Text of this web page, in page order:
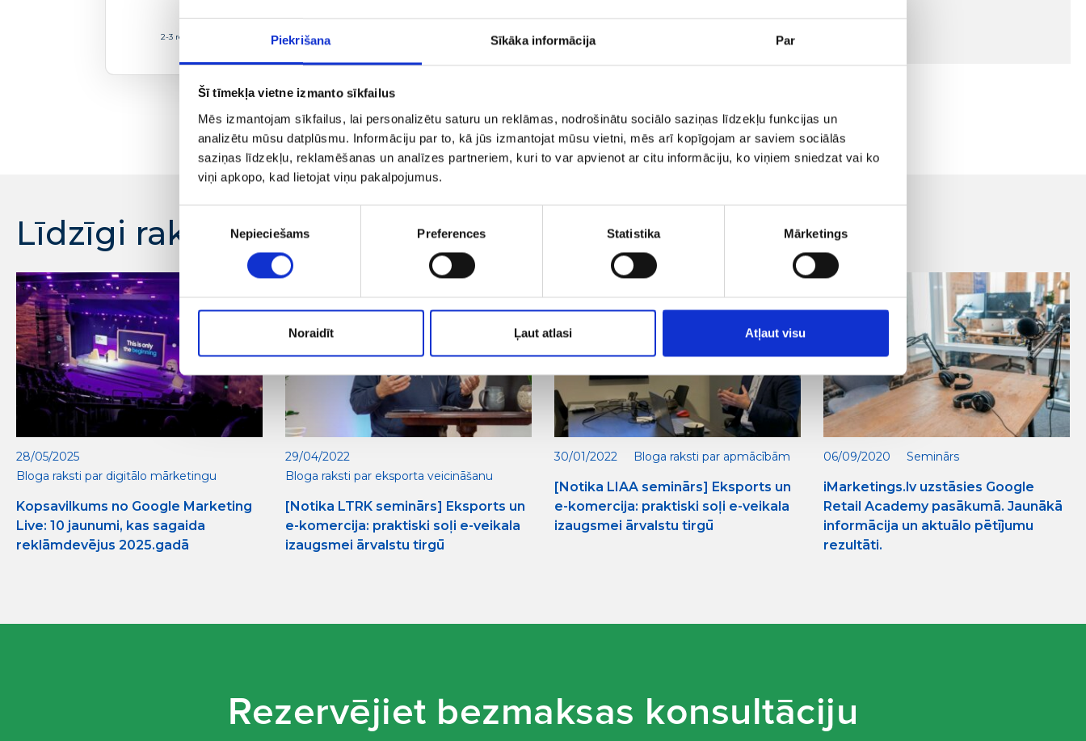
Piekrišana Sīkāka informācija Par
Šī tīmekļa vietne izmanto sīkfailus
Mēs izmantojam sīkfailus, lai personalizētu saturu un reklāmas, nodrošinātu sociālo saziņas līdzekļu funkcijas un
analizētu mūsu datplūsmu. Informāciju par to, kā jūs izmantojat mūsu vietni, mēs arī kopīgojam ar saviem sociālās
saziņas līdzekļu, reklamēšanas un analīzes partneriem, kuri to var apvienot ar citu informāciju, ko viņiem sniedzat vai ko
viņi apkopo, kad lietojat viņu pakalpojumus.
izvēle
Nepieciešams Preferences Statistika Mārketings
Noraidīt Ļaut atlasi Atļaut visu
2-3 reizes mēnesī izsūtam praktiskoscase study
, digitālā mārketinga tendences, ziņas par vakancēm, kā arī citu noderīgu informāciju, kas
ļaus Jums būt vienmēr
par digitālo mārketingu.
Līdzīgi raksti
28/05/2025
Bloga raksti par digitālo mārketingu
Kopsavilkums no Google Marketing
Live: 10 jaunumi, kas sagaida
reklāmdevējus 2025.gadā
29/04/2022
Bloga raksti par eksporta veicināšanu
[Notika LTRK seminārs] Eksports un
e-komercija: praktiski soļi e-veikala
izaugsmei ārvalstu tirgū
30/01/2022 Bloga raksti par apmācībām
[Notika LIAA seminārs] Eksports un
e-komercija: praktiski soļi e-veikala
izaugsmei ārvalstu tirgū
06/09/2020 Seminārs
iMarketings.lv uzstāsies Google
Retail Academy pasākumā. Jaunākā
informācija un aktuālo pētījumu
rezultāti.
Rezervējiet bezmaksas konsultāciju